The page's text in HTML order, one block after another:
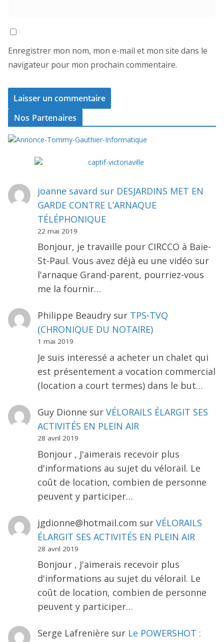
Enregistrer mon nom, mon e-mail et mon site dans le
navigateur pour mon prochain commentaire.
Nos Partenaires
joanne savard sur DESJARDINS MET EN
GARDE CONTRE L’ARNAQUE
TÉLÉPHONIQUE
22 mai 2019
Bonjour, je travaille pour CIRCCO à Baie-
St-Paul. Vous avez déjà eu une vidéo sur
l'arnaque Grand-parent, pourriez-vous
me la fournir…
Philippe Beaudrysur TPS-TVQ
(CHRONIQUE DU NOTAIRE)
1 mai 2019
Je suis interessé a acheter un chalet qui
est présentement a vocation commercial
(location a court termes) dans le but…
Guy Dionne sur VÉLORAILS ÉLARGIT SES
ACTIVITÉS EN PLEIN AIR
28 avril 2019
Bonjour , J'aimerais recevoir plus
d'informations au sujet du vélorail. Le
coût de location, combien de personne
peuvent y participer…
jgdionne@hotmail.com sur VÉLORAILS
ÉLARGIT SES ACTIVITÉS EN PLEIN AIR
28 avril 2019
Bonjour , J'aimerais recevoir plus
d'informations au sujet du vélorail. Le
coût de location, combien de personne
peuvent y participer…
Serge Lafrenière sur Le POWERSHOT :